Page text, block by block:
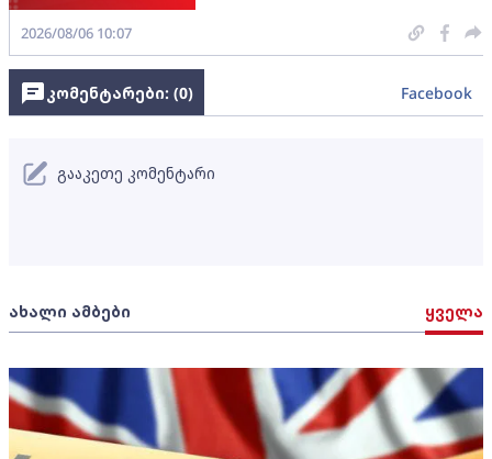
2026/08/06 10:07
ახალი ამბები ყველა
კომენტარები: (0) Facebook
გააკეთე კომენტარი